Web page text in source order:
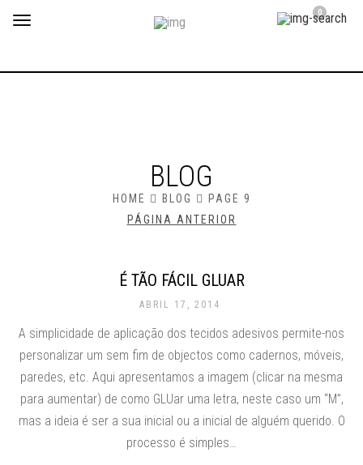
Toggle
0
BLOG
HOME BLOG
PAGE 9
PÁGINA ANTERIOR
É TÃO FÁCIL GLUAR
ABRIL 17, 2014
A simplicidade de aplicação dos tecidos adesivos permite-nos
personalizar um sem fim de objectos como cadernos, móveis,
paredes, etc. Aqui apresentamos a imagem (clicar na mesma
para aumentar) de como GLUar uma letra, neste caso um “M”,
mas a ideia é ser a sua inicial ou a inicial de alguém querido. O
processo é simples…